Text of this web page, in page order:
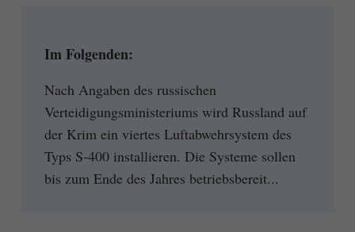
Im Folgenden:
Nach Angaben des russischen
Verteidigungsministeriums wird Russland auf
der Krim ein viertes Luftabwehrsystem des
Typs S-400 installieren. Die Systeme sollen
bis zum Ende des Jahres betriebsbereit...